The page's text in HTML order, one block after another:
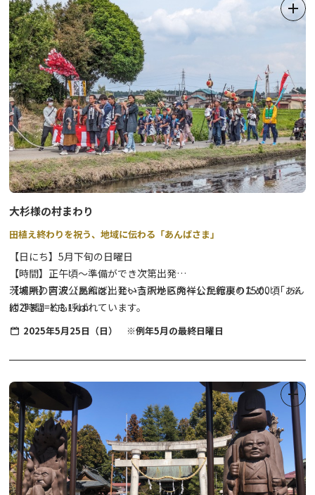
の灯籠が奉納され、日光市の文化財に指定されている、石造りの座
っているお地蔵様としては北関東一の大きさといわれる追分地蔵尊
もライトアップされます。
大杉様の村まわり
田植え終わりを祝う、地域に伝わる「あんばさま」
【日にち】5月下旬の日曜日
【時間】正午頃～準備ができ次第出発
【場所】吉沢公民館を出発～吉沢地区内～公民館戻り15:00頃 ※
約2時間=約3.1km
日光市吉沢（きちさわ）地区自治会の伝統行事「大杉様の村まわ
くり、無病息災や五穀豊穣を願って地区内をねり歩く行事です。
茨城県の阿波（あんば）という所から発祥した行事のため、「あん
ばさま」とも呼ばれています。
2025年5月25日（日） ※例年5月の最終日曜日